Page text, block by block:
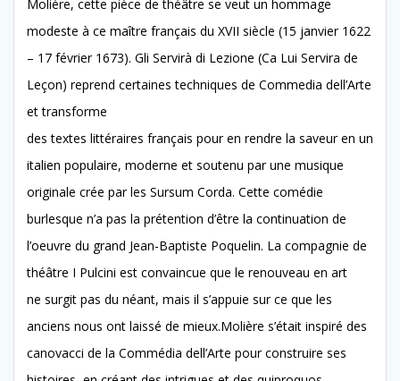
Molière, cette pièce de théâtre se veut un hommage
modeste à ce maître français du XVII siècle (15 janvier 1622
– 17 février 1673). Gli Servirà di Lezione (Ca Lui Servira de
Leçon) reprend certaines techniques de Commedia dell’Arte
et transforme
des textes littéraires français pour en rendre la saveur en un
italien populaire, moderne et soutenu par une musique
originale crée par les Sursum Corda. Cette comédie
burlesque n’a pas la prétention d’être la continuation de
l’oeuvre du grand Jean-Baptiste Poquelin. La compagnie de
théâtre I Pulcini est convaincue que le renouveau en art
ne surgit pas du néant, mais il s’appuie sur ce que les
anciens nous ont laissé de mieux.Molière s’était inspiré des
canovacci de la Commédia dell’Arte pour construire ses